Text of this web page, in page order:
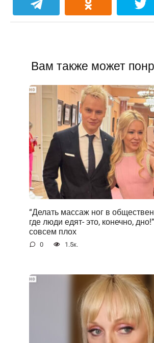
Вам также может
“Делать массаж ног в
где люди едят- это, конечно,
совсем плох
0 1.5к.